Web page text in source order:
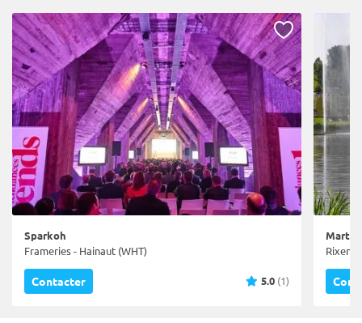
Sparkoh
Frameries - Hainaut (WHT)
Contacter 5.0 (1)